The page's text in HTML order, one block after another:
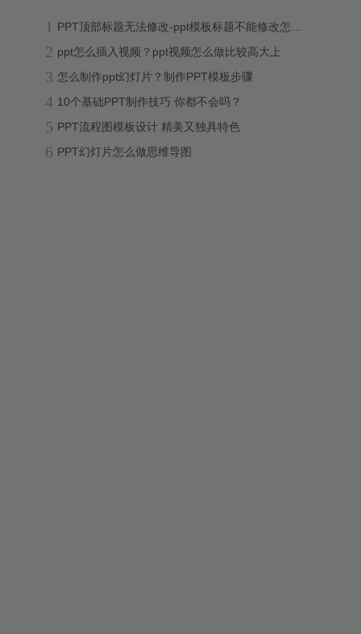
1 PPT顶部标题无法修改-ppt模板标题不能修改怎么办？
2 ppt怎么插入视频？ppt视频怎么做比较高大上
3 怎么制作ppt幻灯片？制作PPT模板步骤
4 10个基础PPT制作技巧 你都不会吗？
5 PPT流程图模板设计 精美又独具特色
6 PPT幻灯片怎么做思维导图